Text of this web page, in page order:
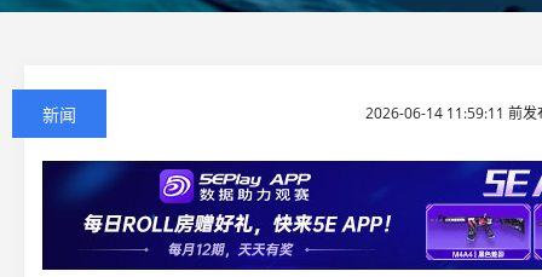
新闻 2026-06-14 11:59:11 前